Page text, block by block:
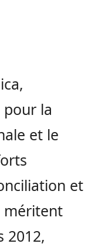
la
et le
et
méritent
2012,